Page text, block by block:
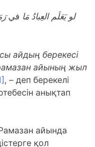
لو يَعَلَم العِبادُ مَا في
айдың берекесі
айының жыл
, – деп берекелі
анықтап
айында
қол